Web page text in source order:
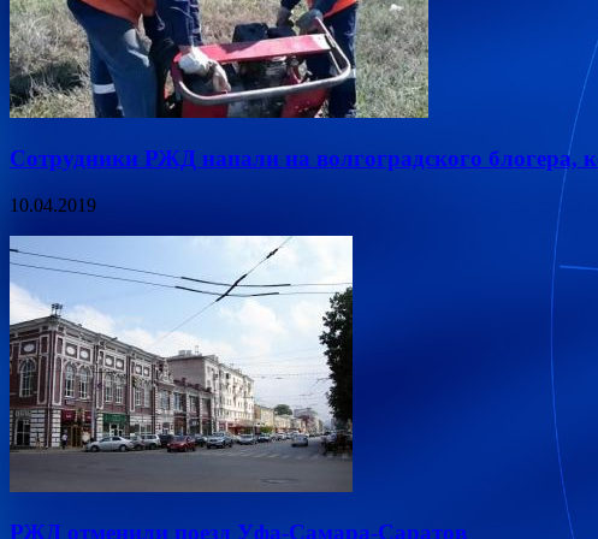
Сотрудники РЖД напали на волгоградского блогера,
10.04.2019
РЖД отменили поезд Уфа-Самара-Саратов